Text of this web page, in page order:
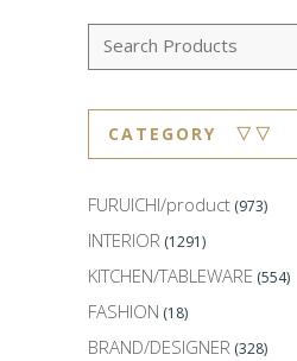
CATEGORY ▽▽
FURUICHI/product (973)
INTERIOR (1291)
KITCHEN/TABLEWARE (554)
FASHION (18)
BRAND/DESIGNER (328)